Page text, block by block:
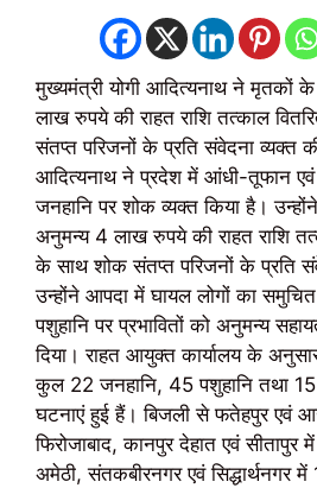
मुख्यमंत्री योगी आदित्यनाथ ने मृतकों
लाख रुपये की राहत राशि तत्काल
संतप्त परिजनों के प्रति संवेदना व्यक्त
आदित्यनाथ ने प्रदेश में आंधी-तूफान
जनहानि पर शोक व्यक्त किया है।
अनुमन्य 4 लाख रुपये की राहत राशि
के साथ शोक संतप्त परिजनों के प्रति
उन्होंने आपदा में घायल लोगों का
पशुहानि पर प्रभावितों को अनुमन्य
दिया। राहत आयुक्त कार्यालय के
कुल 22 जनहानि, 45 पशुहानि तथा 15
घटनाएं हुई हैं। बिजली से फतेहपुर एवं
फिरोजाबाद, कानपुर देहात एवं सीतापुर
अमेठी, संतकबीरनगर एवं